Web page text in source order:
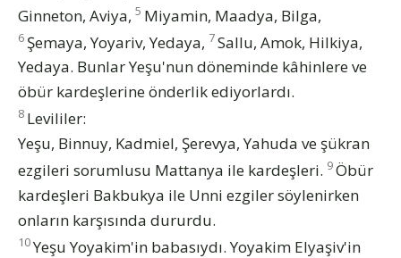
Ginneton, Aviya, 5 Miyamin, Maadya, Bilga,
6 Şemaya, Yoyariv, Yedaya, 7Sallu, Amok, Hilkiya,
Yedaya. Bunlar Yeşu'nun döneminde kâhinlere ve
öbür kardeşlerine önderlik ediyorlardı.
8 Levililer:
Yeşu, Binnuy, Kadmiel, Şerevya, Yahuda ve şükran
ezgileri sorumlusu Mattanya ile kardeşleri. 9Öbür
kardeşleri Bakbukya ile Unni ezgiler söylenirken
onların karşısında dururdu.
10Yeşu Yoyakim'in babasıydı. Yoyakim Elyaşiv'in